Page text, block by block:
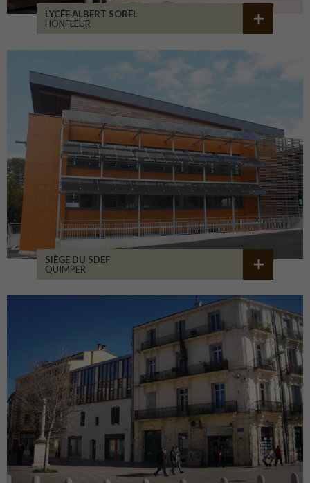
LYCÉE ALBERT SOREL
HONFLEUR
SIÈGE DU SDEF
QUIMPER